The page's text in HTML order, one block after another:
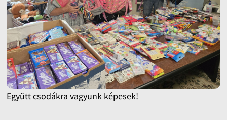
Együtt csodákra vagyunk képesek!